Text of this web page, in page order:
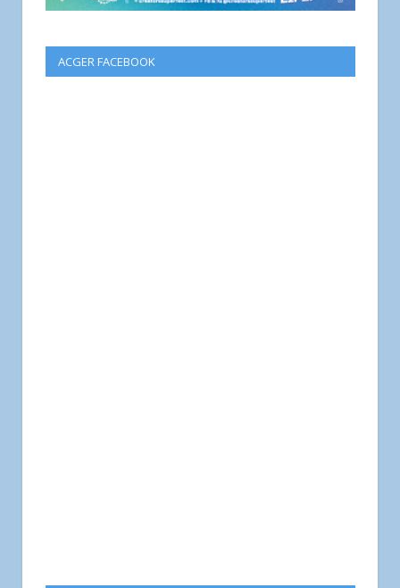
ACGER FACEBOOK